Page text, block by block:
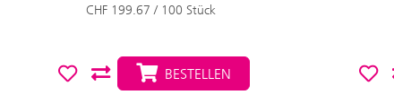
CHF 199.67 / 100 Stück
BESTELLEN